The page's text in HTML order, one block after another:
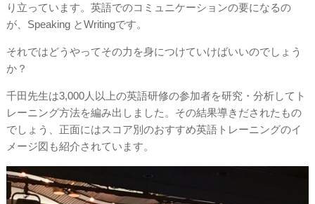
り立っています。英語でのコミュニケーションの要になるの
が、Speaking とWritingです。
それではどうやってその力を身につけていけばいいのでしょう
か？
千田先生は3,000人以上の英語研修の参加者を研究・分析してト
レーニング方法を編み出しました。その結果導きだされたもの
でしょう、正面にはスコア別のおすすめ英語トレーニングのイ
メージ図も紹介されています。